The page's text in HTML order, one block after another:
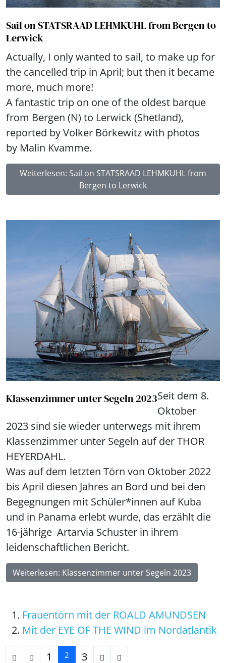
Sail on STATSRAAD LEHMKUHL from Bergen to
Lerwick
Actually, I only wanted to sail, to make up for
the cancelled trip in April; but then it became
more, much more!
A fantastic trip on one of the oldest barque
from Bergen (N) to Lerwick (Shetland),
reported by Volker Börkewitz with photos
by Malin Kvamme.
Weiterlesen: Sail on STATSRAAD LEHMKUHL from
Bergen to Lerwick
Klassenzimmer unter Segeln 2023Seit dem 8.
Oktober
2023 sind sie wieder unterwegs mit ihrem
Klassenzimmer unter Segeln auf der THOR
HEYERDAHL.
Was auf dem letzten Törn von Oktober 2022
bis April diesen Jahres an Bord und bei den
Begegnungen mit Schüler*innen auf Kuba
und in Panama erlebt wurde, das erzählt die
16-jährige Artarvia Schuster in ihrem
leidenschaftlichen Bericht.
Weiterlesen: Klassenzimmer unter Segeln 2023
Frauentörn mit der ROALD AMUNDSEN
Mit der EYE OF THE WIND im Nordatlantik
1
2 3